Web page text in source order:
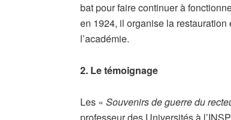
bat pour faire continuer à
en 1924, il organise la
l’académie.
2. Le témoignage
Les «Souvenirs de guerre du